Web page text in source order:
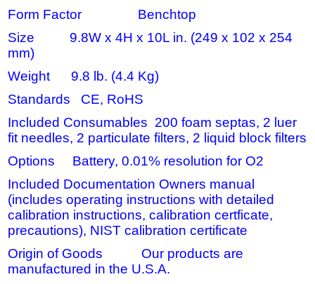
Form Factor Benchtop
Size 9.8W x 4H x 10L in. (249 x 102 x 254
mm)
Weight 9.8 lb. (4.4 Kg)
Standards CE, RoHS
Included Consumables 200 foam septas, 2 luer
fit needles, 2 particulate filters, 2 liquid block filters
Options Battery, 0.01% resolution for O2
Included Documentation Owners manual
(includes operating instructions with detailed
calibration instructions, calibration certficate,
precautions), NIST calibration certificate
Origin of Goods Our products are
manufactured in the U.S.A.